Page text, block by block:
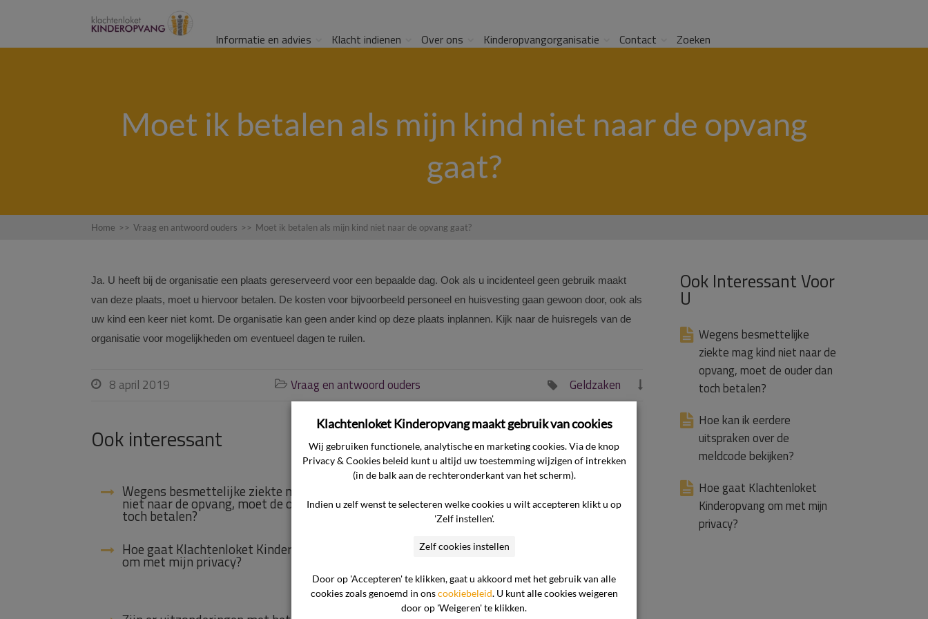
Informatie en advies Klacht indienen Over ons Kinderopvangorganisatie Contact Zoeken
Moet ik betalen als mijn kind niet naar de opvang
gaat?
Home >> Vraag en antwoord ouders >> Moet ik betalen als mijn kind niet naar de opvang gaat?
Ja. U heeft bij de organisatie een plaats gereserveerd voor een bepaalde dag. Ook als u incidenteel geen gebruik maakt
van deze plaats, moet u hiervoor betalen. De kosten voor bijvoorbeeld personeel en huisvesting gaan gewoon door, ook als
uw kind een keer niet komt. De organisatie kan geen ander kind op deze plaats inplannen. Kijk naar de huisregels van de
organisatie voor mogelijkheden om eventueel dagen te ruilen.
 8 april 2019  Vraag en antwoord ouders 
Geldzaken

Ook interessant
Wegens besmettelijke ziekte mag kind
niet naar de opvang, moet de ouder dan
toch betalen?
meldcode bekijken?
Hoe gaat Klachtenloket Kinderopvang
om met mijn privacy?
Welke andere oplossingen zijn er
medewerkers bezwaar hebben om
insuline toe te dienen?
Ook Interessant Voor
U
Wegens besmettelijke
ziekte mag kind niet naar de
opvang, moet de ouder dan
toch betalen?
Hoe kan ik eerdere
uitspraken over de
meldcode bekijken?
Hoe gaat Klachtenloket
Kinderopvang om met mijn
privacy?
Klachtenloket Kinderopvang maakt gebruik van cookies
Wij gebruiken functionele, analytische en marketing cookies. Via de knop
Privacy & Cookies beleid kunt u altijd uw toestemming wijzigen of intrekken
(in de balk aan de rechteronderkant van het scherm).
Indien u zelf wenst te selecteren welke cookies u wilt accepteren klikt u op
'Zelf instellen'.
Zelf cookies instellen
Door op 'Accepteren' te klikken, gaat u akkoord met het gebruik van alle
cookies zoals genoemd in onscookiebeleid. U kunt alle cookies weigeren
door op 'Weigeren' te klikken.